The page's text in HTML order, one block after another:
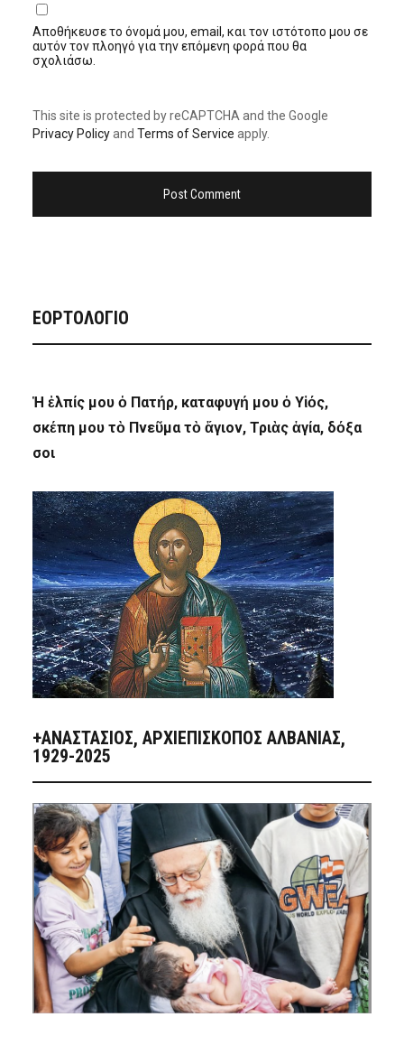
Αποθήκευσε το όνομά μου, email, και τον ιστότοπο μου σε
αυτόν τον πλοηγό για την επόμενη φορά που θα
σχολιάσω.
This site is protected by reCAPTCHA and the Google
Privacy Policyand Terms of Service apply.
ΕΟΡΤΟΛΟΓΙΟ
Ἡ ἐλπίς μου ὁ Πατήρ, καταφυγή μου ὁ Υἱός,
σκέπη μου τὸ Πνεῦμα τὸ ἅγιον, Τριὰς ἁγία, δόξα
σοι
+ΑΝΑΣΤΆΣΙΟΣ, ΑΡΧΙΕΠΊΣΚΟΠΟΣ ΑΛΒΑΝΊΑΣ,
1929-2025